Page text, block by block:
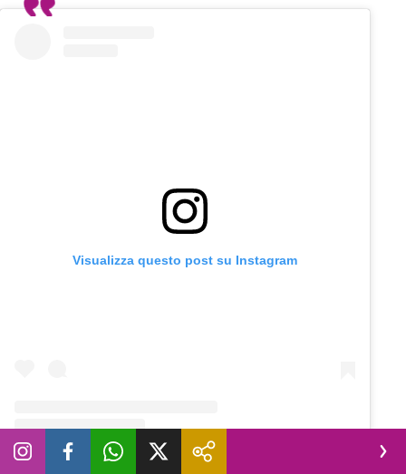
Visualizza questo post su Instagram